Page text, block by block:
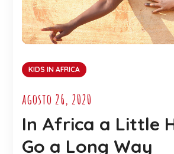
KIDS IN AFRICA
agosto 26, 2020
In Africa a Little
Go a Long Way